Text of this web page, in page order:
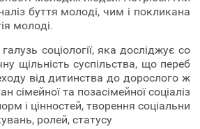
буття молоді, чим і покликана
молоді.
соціології, яка досліджує со
щільність суспільства, що переб
від дитинства до дорослого ж
сімейної та позасімейної соціаліз
норм і цінностей, творення соціальни
ролей, статусу